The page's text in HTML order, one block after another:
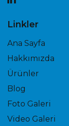
Linkler
Ana Sayfa
Hakkımızda
Ürünler
Blog
Foto Galeri
Video Galeri